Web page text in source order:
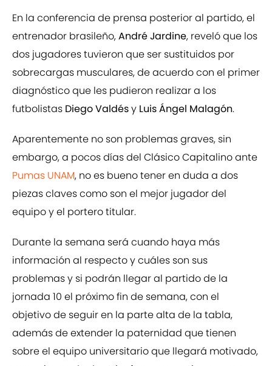
En la conferencia de prensa posterior al partido, el
entrenador brasileño,André Jardine, reveló que los
dos jugadores tuvieron que ser sustituidos por
sobrecargas musculares, de acuerdo con el primer
diagnóstico que les pudieron realizar a los
futbolistas Diego Valdésy Luis Ángel Malagón.
Aparentemente no son problemas graves, sin
embargo, a pocos días del Clásico Capitalino ante
Pumas UNAM, no es bueno tener en duda a dos
piezas claves como son el mejor jugador del
equipo y el portero titular.
Durante la semana será cuando haya más
información al respecto y cuáles son sus
problemas y si podrán llegar al partido de la
jornada 10 el próximo fin de semana, con el
objetivo de seguir en la parte alta de la tabla,
además de extender la paternidad que tienen
sobre el equipo universitario que llegará motivado,